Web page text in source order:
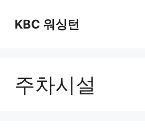
KBC 워싱턴
주차시설